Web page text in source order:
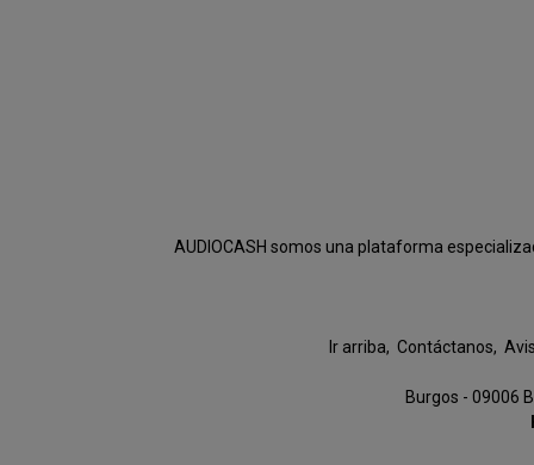
AUDIOCASH somos una plataforma
Ir arriba Contáctanos
Burgos - 09006